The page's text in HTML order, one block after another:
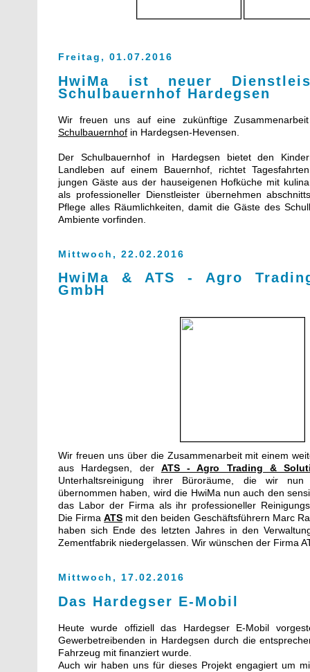
Freitag, 01.07.2016
HwiMa ist neuer
Schulbauernhof Hardegsen
Wir freuen uns auf eine zukünftige
Schulbauernhof in Hardegsen-Hevensen.
Der Schulbauernhof in Hardegsen bietet den
Landleben auf einem Bauernhof, richtet
jungen Gäste aus der hauseigenen Hofküche mit
als professioneller Dienstleister übernehmen
Pflege alles Räumlichkeiten, damit die Gäste des
Ambiente vorfinden.
Mittwoch, 22.02.2016
HwiMa & ATS - Agro
GmbH
Wir freuen uns über die Zusammenarbeit mit einem
aus Hardegsen, der ATS - Agro Trading &
Unterhaltsreinigung ihrer Büroräume, die wir
übernommen haben, wird die HwiMa nun auch den
das Labor der Firma als ihr professioneller
Die FirmaATS mit den beiden Geschäftsführern Marc
haben sich Ende des letzten Jahres in den
Zementfabrik niedergelassen. Wir wünschen der Firma
Mittwoch, 17.02.2016
Das Hardegser E-Mobil
Heute wurde offiziell das Hardegser E-Mobil
Gewerbetreibenden in Hardegsen durch die
Fahrzeug mit finanziert wurde.
Auch wir haben uns für dieses Projekt engagiert um